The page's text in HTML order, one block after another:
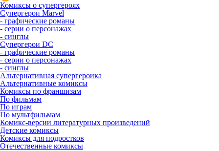
Комиксы о супергероях
Супергерои Marvel
- графические романы
- серии о персонажах
- синглы
Супергерои DC
- графические романы
- серии о персонажах
- синглы
Альтернативная супергероика
Альтернативные комиксы
Комиксы по франшизам
По фильмам
По играм
По мультфильмам
Комикс-версии литературных произведений
Детские комиксы
Комиксы для подростков
Отечественные комиксы